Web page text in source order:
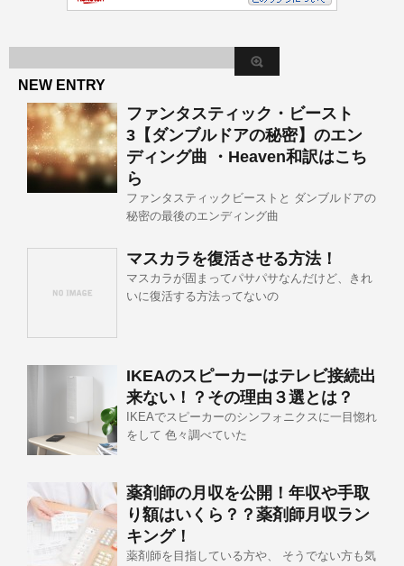
NEW ENTRY
ファンタスティック・ビースト
3【ダンブルドアの秘密】のエン
ディング曲 ・Heaven和訳はこち
ら
ファンタスティックビーストと ダンブルドアの
秘密の最後のエンディング曲
マスカラを復活させる方法！
マスカラが固まってパサパサなんだけど、きれ
いに復活する方法ってないの
IKEAのスピーカーはテレビ接続出
来ない！？その理由３選とは？
IKEAでスピーカーのシンフォニクスに一目惚れ
をして 色々調べていた
薬剤師の月収を公開！年収や手取
り額はいくら？？薬剤師月収ラン
キング！
薬剤師を目指している方や、 そうでない方も気